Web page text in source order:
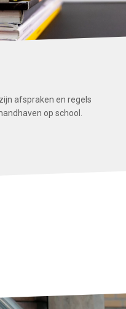
afspraken en regels
op school.